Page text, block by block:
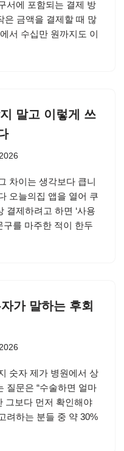
서에 포함되는 결제 방
은 금액을 결제할 때 많
서 수십만 원까지도 이
말고 이렇게 쓰
차이는 생각보다 큽니
오늘의집 앱을 열어 쿠
결제하려고 하면 ‘사용
구를 마주한 적이 한두
가 말하는 후회
숫자 제가 병원에서 상
질문은 “수술하면 얼마
그보다 먼저 확인해야
려하는 분들 중 약 30%